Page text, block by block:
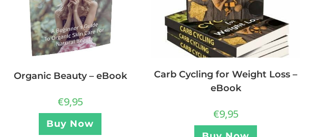
Organic Beauty – eBook
€9,95
Buy Now
Carb Cycling for Weight Loss –
eBook
€9,95